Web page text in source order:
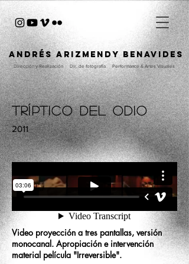
ANDRÉS ARIZMENDY BENAVIDES
Dirección y Realización Dir. de fotografía Performance & Artes Visuales
Tríptico del odio
2011
Video proyección a tres pantallas, versión
monocanal. Apropiación e intervención
material película "Irreversible".